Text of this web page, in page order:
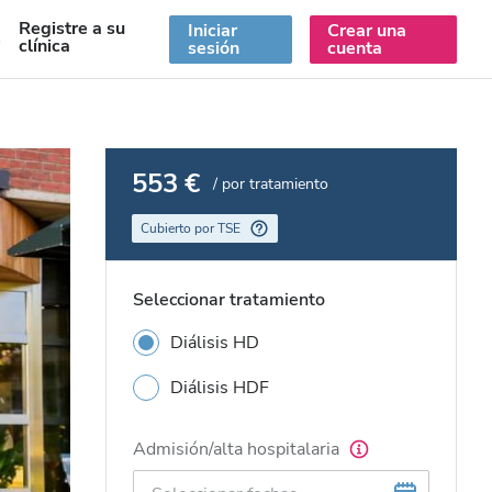
Registre a su
clínica
Iniciar
sesión
Crear una
cuenta
553 € / por tratamiento
Cubierto por TSE
Seleccionar tratamiento
Diálisis HD
Diálisis HDF
Admisión/alta hospitalaria